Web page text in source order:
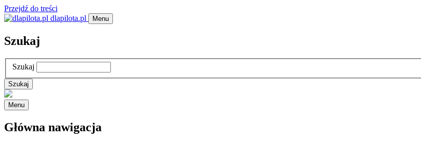
Przejdź do treści
dlapilota.pl
Menu
Szukaj
Szukaj
Menu
Główna nawigacja